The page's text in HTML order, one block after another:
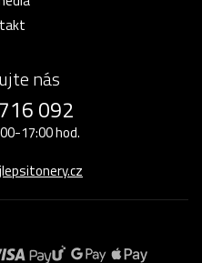
nás
092
17:00 hod.